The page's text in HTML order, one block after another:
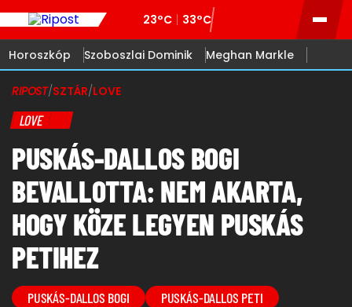
23°C 33°C
Horoszkóp Szoboszlai Dominik Meghan Markle
RIPOST/SZTÁR/LOVE
LOVE
PUSKÁS-DALLOS BOGI
BEVALLOTTA: NEM AKARTA,
HOGY KÖZE LEGYEN PUSKÁS
PETIHEZ
PUSKÁS-DALLOS BOGI
PUSKÁS-DALLOS PETI